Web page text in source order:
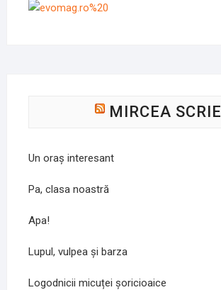
MIRCEA SCRIE
Un oraș interesant
Pa, clasa noastră
Apa!
Lupul, vulpea și barza
Logodnicii micuței șoricioaice